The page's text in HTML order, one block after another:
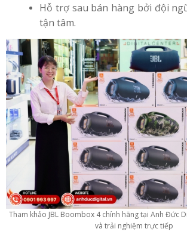
Hỗ trợ sau bán hàng bởi đội
tận tâm.
Tham khảo JBL Boombox 4 chính hãng tại Anh Đức
và trải nghiệm trực tiếp